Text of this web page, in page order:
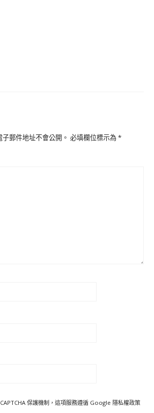
郵件地址不會公開。 必填欄位標示為*
保護機制，這項服務遵循 Google 隱私權政策